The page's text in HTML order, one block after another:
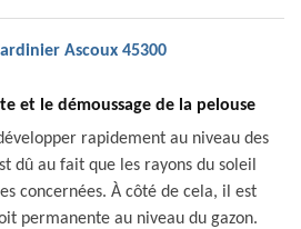
Ascoux 45300
et le démoussage de la pelouse
rapidement au niveau des
dû au fait que les rayons du soleil
concernées. À côté de cela, il est
permanente au niveau du gazon.